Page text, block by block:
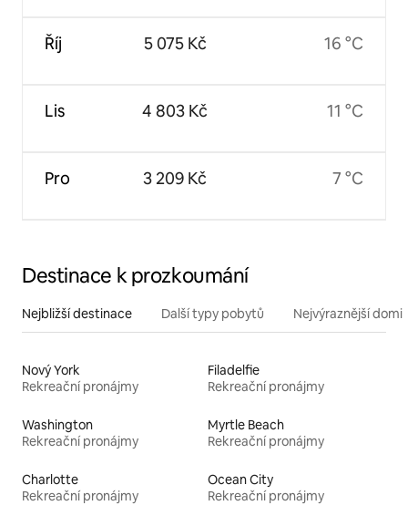
Říj
Lis
Pro
5 075 Kč
4 803 Kč
3 209 Kč
16 °C
11 °C
7 °C
Destinace k prozkoumání
Nejbližší destinace Další typy pobytů Nejvýraznější
Nový York
Rekreační pronájmy
Filadelfie
Rekreační pronájmy
Washington
Rekreační pronájmy
Myrtle Beach
Rekreační pronájmy
Charlotte
Rekreační pronájmy
Ocean City
Rekreační pronájmy